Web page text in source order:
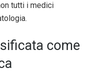
tutti i medici
come